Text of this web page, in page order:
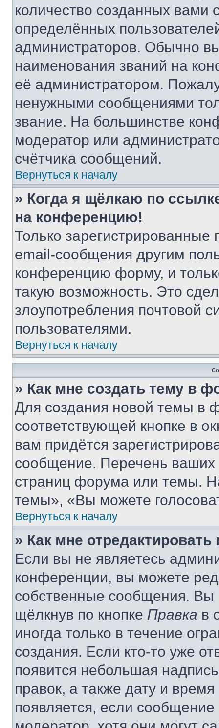
количество созданных
определённых
администраторов. Обычно
наименования званий на
её администратором.
ненужными сообщениями
звание. На большинстве
модератор или
счётчика сообщений.
Вернуться к началу
» Когда я щёлкаю по
на конференцию!
Только зарегистрированные
email-сообщения другим
конференцию форму, и
такую возможность. Это
злоупотребления почтовой
пользователями.
Вернуться к началу
» Как мне создать тему в
Для создания новой темы в
соответствующей кнопке в
вам придётся
сообщение. Перечень ваших
страниц форума или темы.
темы», «Вы можете
Вернуться к началу
» Как мне
Если вы не являетесь
конференции, вы можете
собственные сообщения. Вы
щёлкнув по кнопке Правка в
иногда только в течение
создания. Если кто-то уже
появится небольшая
правок, а также дату и
появляется, если